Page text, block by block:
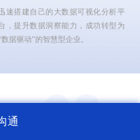
速搭建自己的大数据可视化分析平
，提升数据洞察能力，成功转型为
数据驱动”的智慧型企业。
能力
通